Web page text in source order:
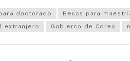
doctorado Becas para
extranjero
Gobierno de Corea